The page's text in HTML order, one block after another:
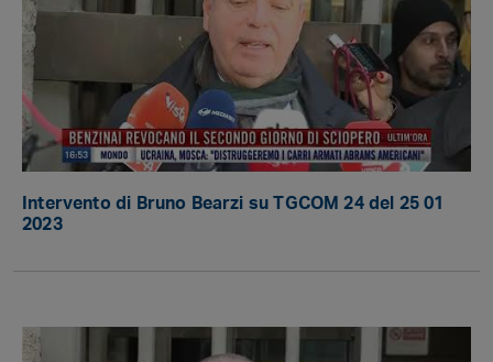
Intervento di Bruno Bearzi su TGCOM 24 del 25 01
2023